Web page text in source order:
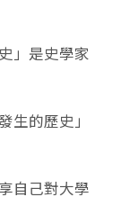
」是史學家
生的歷史」
自己對大學